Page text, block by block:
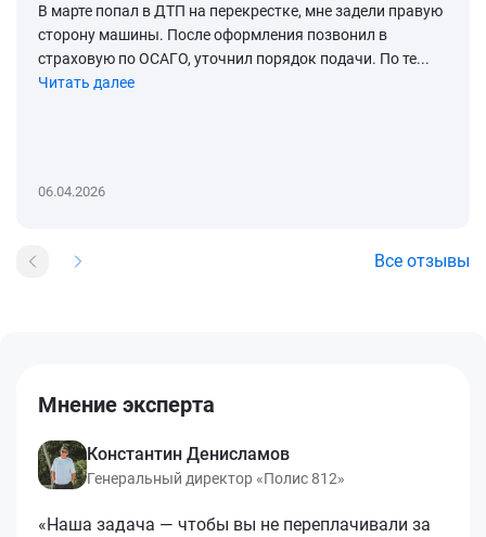
В марте попал в ДТП на перекрестке, мне задели правую
сторону машины. После оформления позвонил в
страховую по ОСАГО, уточнил порядок подачи. По те...
Читать далее
06.04.2026
Все отзывы
Мнение эксперта
Константин Денисламов
Генеральный директор «Полис 812»
«Наша задача — чтобы вы не переплачивали за